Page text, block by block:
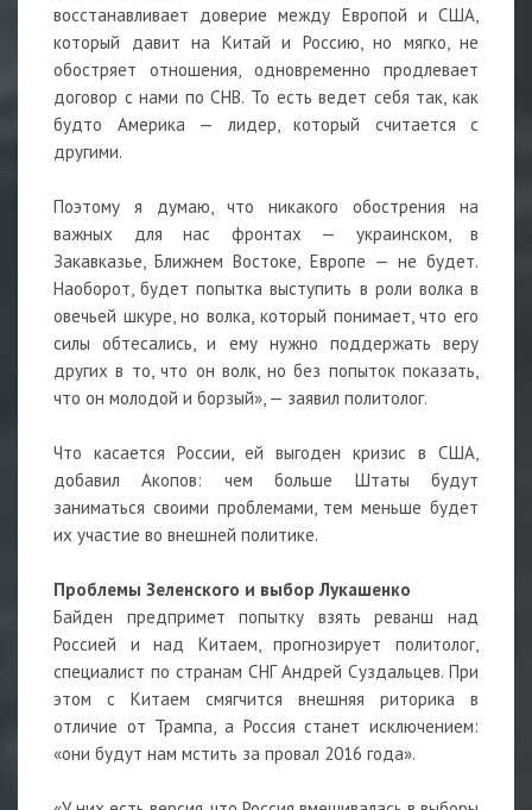
восстанавливает доверие между Европой и США,
который давит на Китай и Россию, но мягко, не
обостряет отношения, одновременно продлевает
договор с нами по СНВ. То есть ведет себя так, как
будто Америка — лидер, который считается с
другими.
Поэтому я думаю, что никакого обострения на
важных для нас фронтах — украинском, в
Закавказье, Ближнем Востоке, Европе — не будет.
Наоборот, будет попытка выступить в роли волка в
овечьей шкуре, но волка, который понимает, что его
силы обтесались, и ему нужно поддержать веру
других в то, что он волк, но без попыток показать,
что он молодой и борзый», — заявил политолог.
Что касается России, ей выгоден кризис в США,
добавил Акопов: чем больше Штаты будут
заниматься своими проблемами, тем меньше будет
их участие во внешней политике.
Проблемы Зеленского и выбор Лукашенко
Байден предпримет попытку взять реванш над
Россией и над Китаем, прогнозирует политолог,
специалист по странам СНГ Андрей Суздальцев. При
этом с Китаем смягчится внешняя риторика в
отличие от Трампа, а Россия станет исключением:
«они будут нам мстить за провал 2016 года».